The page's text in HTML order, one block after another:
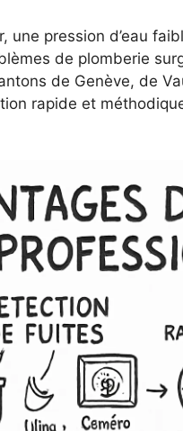
une pression d’eau
de plomberie
de Genève, de
rapide et